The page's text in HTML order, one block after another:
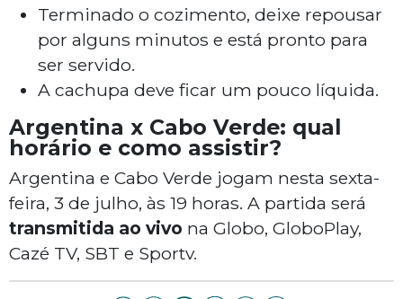
Terminado o cozimento, deixe repousar
por alguns minutos e está pronto para
ser servido.
A cachupa deve ficar um pouco líquida.
Argentina x Cabo Verde: qual
horário e como assistir?
Argentina e Cabo Verde jogam nesta sexta-
feira, 3 de julho, às 19 horas. A partida será
transmitida ao vivo na Globo, GloboPlay,
Cazé TV, SBT e Sportv.